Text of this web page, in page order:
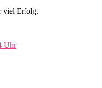
viel Erfolg.
Uhr